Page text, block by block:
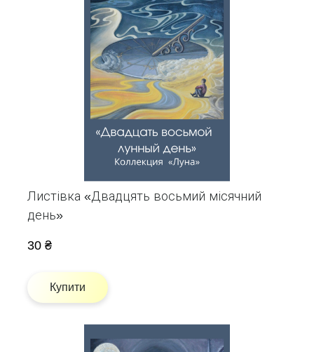
Листівка «Двадцять восьмий місячний
день»
30 ₴
Купити